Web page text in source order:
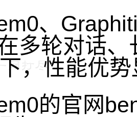
、
多轮对话
，性能优
的官网